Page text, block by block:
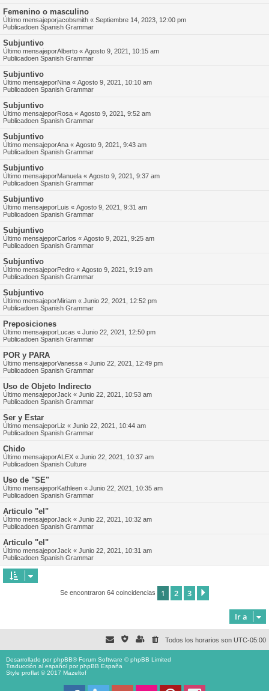
Femenino o masculino
Último mensajeporjacobsmith « Septiembre 14, 2023, 12:00 pm
Publicadoen Spanish Grammar
Subjuntivo
Último mensajeporAlberto « Agosto 9, 2021, 10:15 am
Publicadoen Spanish Grammar
Subjuntivo
Último mensajeporNina « Agosto 9, 2021, 10:10 am
Publicadoen Spanish Grammar
Subjuntivo
Último mensajeporRosa « Agosto 9, 2021, 9:52 am
Publicadoen Spanish Grammar
Subjuntivo
Último mensajeporAna « Agosto 9, 2021, 9:43 am
Publicadoen Spanish Grammar
Subjuntivo
Último mensajeporManuela « Agosto 9, 2021, 9:37 am
Publicadoen Spanish Grammar
Subjuntivo
Último mensajeporLuis « Agosto 9, 2021, 9:31 am
Publicadoen Spanish Grammar
Subjuntivo
Último mensajeporCarlos « Agosto 9, 2021, 9:25 am
Publicadoen Spanish Grammar
Subjuntivo
Último mensajeporPedro « Agosto 9, 2021, 9:19 am
Publicadoen Spanish Grammar
Subjuntivo
Último mensajeporMiriam « Junio 22, 2021, 12:52 pm
Publicadoen Spanish Grammar
Preposiciones
Último mensajeporLucas « Junio 22, 2021, 12:50 pm
Publicadoen Spanish Grammar
POR y PARA
Último mensajeporVanessa « Junio 22, 2021, 12:49 pm
Publicadoen Spanish Grammar
Uso de Objeto Indirecto
Último mensajeporJack « Junio 22, 2021, 10:53 am
Publicadoen Spanish Grammar
Ser y Estar
Último mensajeporLiz « Junio 22, 2021, 10:44 am
Publicadoen Spanish Grammar
Chido
Último mensajeporALEX « Junio 22, 2021, 10:37 am
Publicadoen Spanish Culture
Uso de "SE"
Último mensajeporKathleen « Junio 22, 2021, 10:35 am
Publicadoen Spanish Grammar
Articulo "el"
Último mensajeporJack « Junio 22, 2021, 10:32 am
Publicadoen Spanish Grammar
Articulo "el"
Último mensajeporJack « Junio 22, 2021, 10:31 am
Publicadoen Spanish Grammar
Se encontraron 64 coincidencias 1 2 3
Ir a
Todos los horarios son UTC-05:00
Desarrollado porphpBB® Forum Software © phpBB Limited
Traducción al español porphpBB España
Style proflat © 2017 Mazeltof